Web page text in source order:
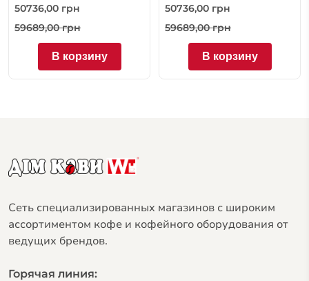
50736,00 грн
59689,00грн
В корзину
50736,00 грн
59689,00грн
В корзину
Сеть специализированных магазинов с широким
ассортиментом кофе и кофейного оборудования от
ведущих брендов.
Горячая линия: